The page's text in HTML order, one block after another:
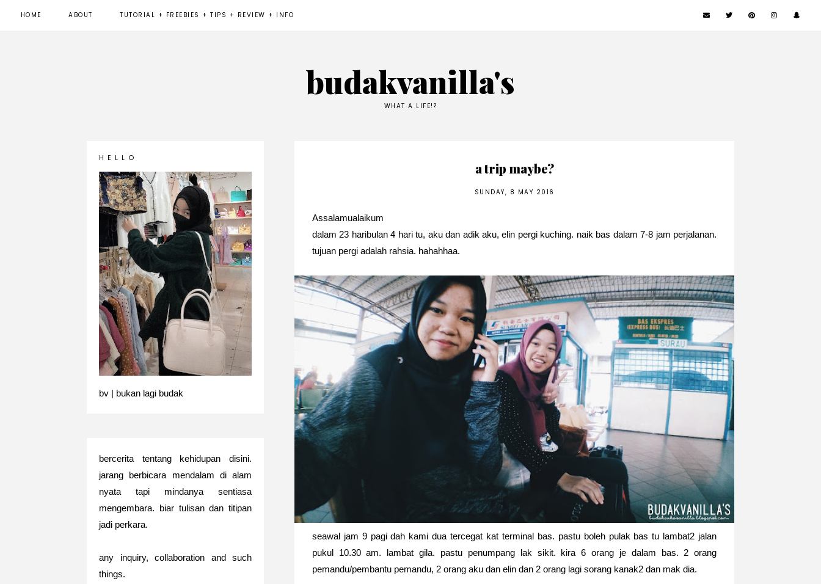
HOME ABOUT TUTORIAL + FREEBIES + TIPS + REVIEW + INFO
budakvanilla's
WHAT A LIFE!?
a trip maybe?
SUNDAY, 8 MAY 2016
Assalamualaikum
dalam 23 haribulan 4 hari tu, aku dan adik aku, elin pergi kuching. naik bas dalam 7-8 jam perjalanan.
tujuan pergi adalah rahsia. hahahhaa.
seawal jam 9 pagi dah kami dua tercegat kat terminal bas. pastu boleh pulak bas tu lambat2 jalan
pukul 10.30 am. lambat gila. pastu penumpang lak sikit. kira 6 orang je dalam bas. 2 orang
pemandu/pembantu pemandu, 2 orang aku dan elin dan 2 orang lagi sorang kanak2 dan mak dia.
H E L L O
bv | bukan lagi budak
bercerita tentang kehidupan disini.
jarang berbicara mendalam di alam
nyata tapi mindanya sentiasa
mengembara. biar tulisan dan titipan
jadi perkara.
any inquiry, collaboration and such
things.